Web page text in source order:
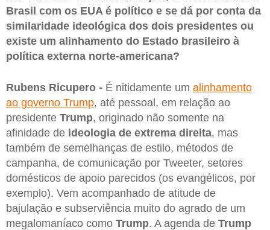
Brasil com os EUA é político e se dá por conta da
similaridade ideológica dos dois presidentes ou
existe um alinhamento do Estado brasileiro à
política externa norte-americana?
Rubens Ricupero - É nitidamente um alinhamento
ao governo Trump, até pessoal, em relação ao
presidente Trump, originado não somente na
afinidade de ideologia de extrema direita, mas
também de semelhanças de estilo, métodos de
campanha, de comunicação por Tweeter, setores
domésticos de apoio parecidos (os evangélicos, por
exemplo). Vem acompanhado de atitude de
bajulação e subserviência muito do agrado de um
megalomaníaco como Trump. A agenda de Trump